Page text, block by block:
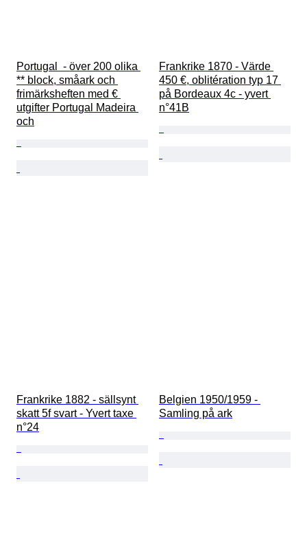
Portugal  - över 200 olika
** block, småark och
frimärksheften med €
utgifter Portugal Madeira
och
Frankrike 1870 - Värde
450 €, oblitération typ 17
på Bordeaux 4c - yvert
n°41B
Frankrike 1882 - sällsynt
skatt 5f svart - Yvert taxe
n°24
Belgien 1950/1959 -
Samling på ark